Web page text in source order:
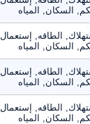
السكان, المياه
الطاقه, إستعمال
السكان, المياه
الطاقه, إستعمال
السكان, المياه
الطاقه, إستعمال
السكان, المياه